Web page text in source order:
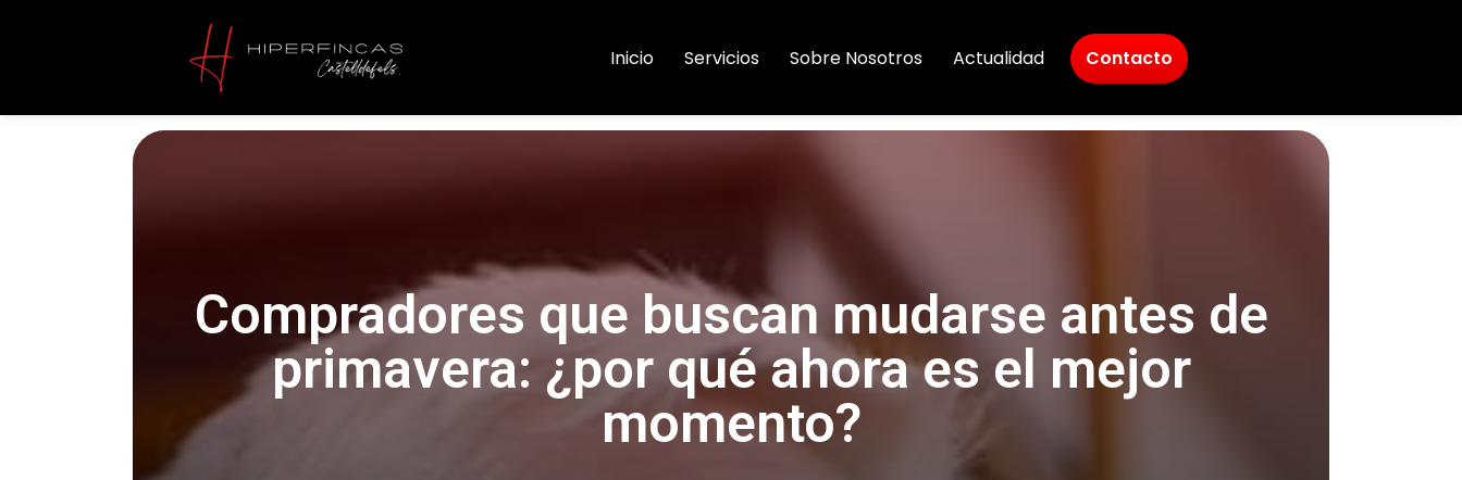
Inicio Servicios Sobre Nosotros Actualidad Contacto
Compradores que buscan mudarse antes de
primavera: ¿por qué ahora es el mejor
momento?